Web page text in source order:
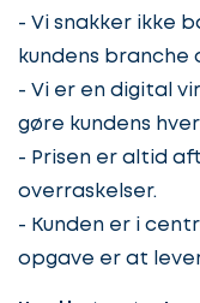
- Vi snakker ikke
kundens branche
- Vi er en digital
gøre kundens
- Prisen er altid
overraskelser.
- Kunden er i
opgave er at